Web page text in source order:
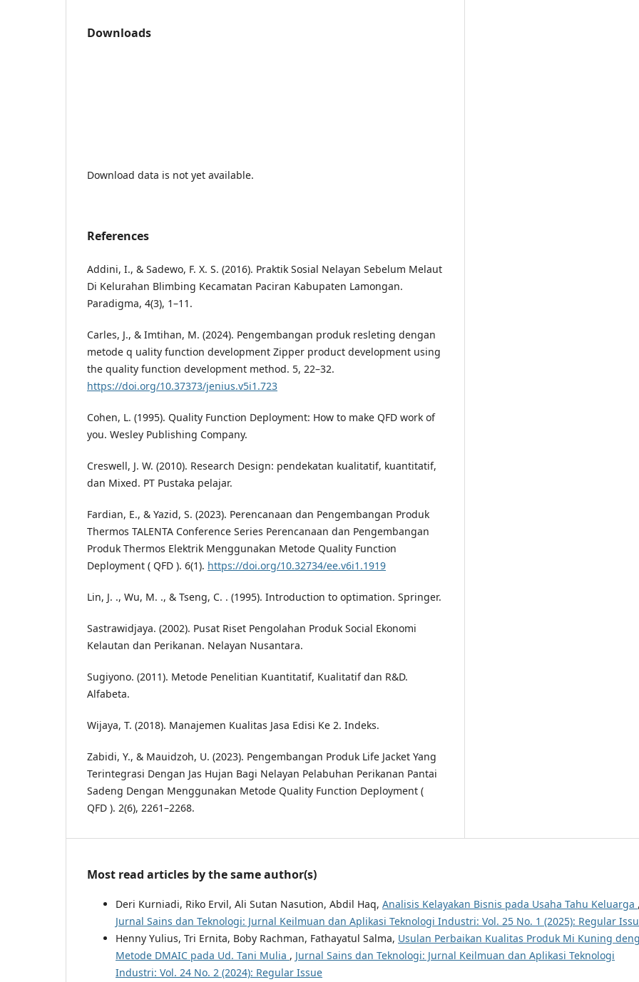
Downloads
Download data is not yet available.
References
Addini, I., & Sadewo, F. X. S. (2016). Praktik Sosial Nelayan Sebelum Melaut
Di Kelurahan Blimbing Kecamatan Paciran Kabupaten Lamongan.
Paradigma, 4(3), 1–11.
Carles, J., & Imtihan, M. (2024). Pengembangan produk resleting dengan
metode q uality function development Zipper product development using
the quality function development method. 5, 22–32.
https://doi.org/10.37373/jenius.v5i1.723
Cohen, L. (1995). Quality Function Deployment: How to make QFD work of
you. Wesley Publishing Company.
Creswell, J. W. (2010). Research Design: pendekatan kualitatif, kuantitatif,
dan Mixed. PT Pustaka pelajar.
Fardian, E., & Yazid, S. (2023). Perencanaan dan Pengembangan Produk
Thermos TALENTA Conference Series Perencanaan dan Pengembangan
Produk Thermos Elektrik Menggunakan Metode Quality Function
Deployment ( QFD ). 6(1). https://doi.org/10.32734/ee.v6i1.1919
Lin, J. ., Wu, M. ., & Tseng, C. . (1995). Introduction to optimation. Springer.
Sastrawidjaya. (2002). Pusat Riset Pengolahan Produk Social Ekonomi
Kelautan dan Perikanan. Nelayan Nusantara.
Sugiyono. (2011). Metode Penelitian Kuantitatif, Kualitatif dan R&D.
Alfabeta.
Wijaya, T. (2018). Manajemen Kualitas Jasa Edisi Ke 2. Indeks.
Zabidi, Y., & Mauidzoh, U. (2023). Pengembangan Produk Life Jacket Yang
Terintegrasi Dengan Jas Hujan Bagi Nelayan Pelabuhan Perikanan Pantai
Sadeng Dengan Menggunakan Metode Quality Function Deployment (
QFD ). 2(6), 2261–2268.
Most read articles by the same author(s)
Deri Kurniadi, Riko Ervil, Ali Sutan Nasution, Abdil Haq, Analisis Kelayakan Bisnis pada Usaha Tahu Keluarga ,
Jurnal Sains dan Teknologi: Jurnal Keilmuan dan Aplikasi Teknologi Industri: Vol. 25 No. 1 (2025): Regular
Henny Yulius, Tri Ernita, Boby Rachman, Fathayatul Salma, Usulan Perbaikan Kualitas Produk Mi Kuning
Metode DMAIC pada Ud. Tani Mulia , Jurnal Sains dan Teknologi: Jurnal Keilmuan dan Aplikasi Teknologi
Industri: Vol. 24 No. 2 (2024): Regular Issue